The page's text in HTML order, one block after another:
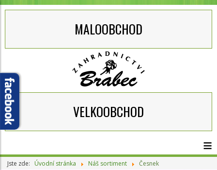
MALOOBCHOD
VELKOOBCHOD
≡
Jste zde: Úvodní stránka Náš sortiment Česnek